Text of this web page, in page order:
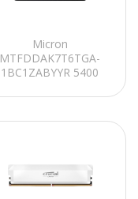
Micron
MTFDDAK7T6TGA-
1BC1ZABYYR 5400
(7mm) Non-SED